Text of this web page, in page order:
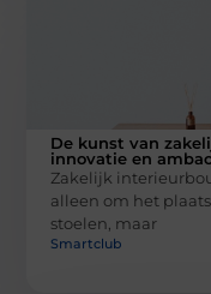
De kunst van
innovatie en
Zakelijk
alleen om het
stoelen, maar
Smartclub